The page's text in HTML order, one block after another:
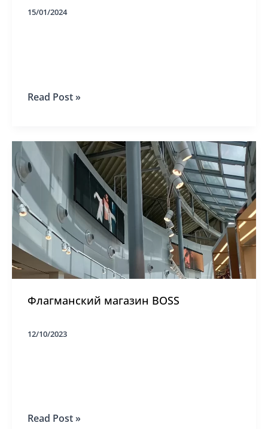
15/01/2024
CES2024
решение
для
сращивания
и
подъема
дебютирует
Read Post »
Флагманский магазин BOSS
12/10/2023
Флагманский
Read Post »